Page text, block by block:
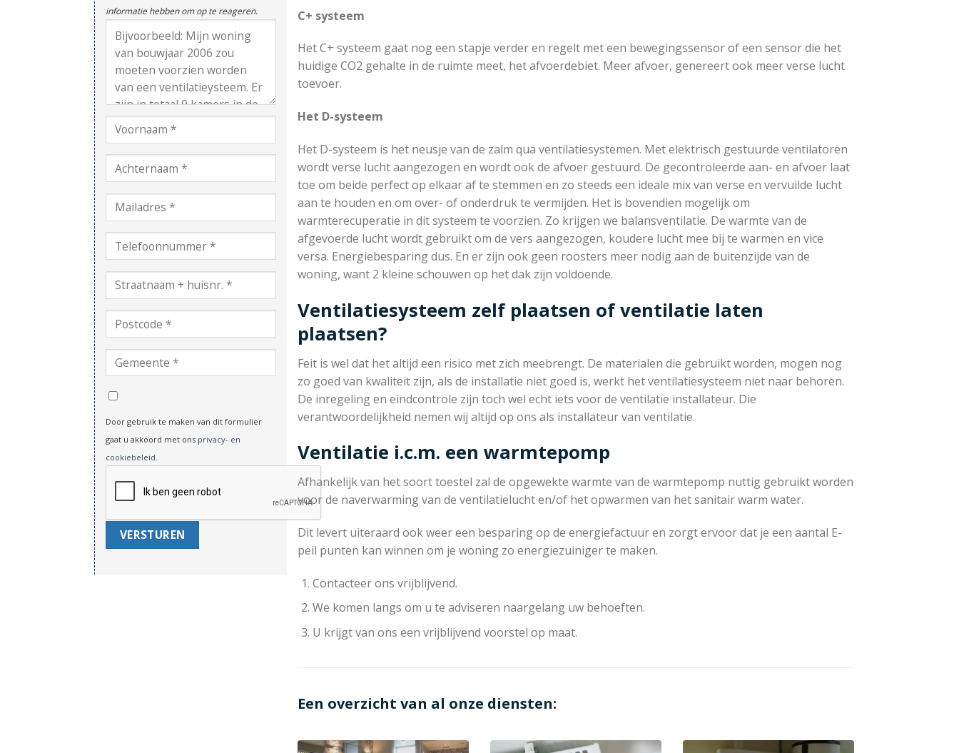
informatie hebben om op te reageren.
Door gebruik te maken van dit formulier
gaat u akkoord met ons privacy- en
cookiebeleid
C+ systeem
Het C+ systeem gaat nog een stapje verder en regelt met een bewegingssensor of een sensor die het
huidige CO2 gehalte in de ruimte meet, het afvoerdebiet. Meer afvoer, genereert ook meer verse lucht
toevoer.
Het D-systeem
Het D-systeem is het neusje van de zalm qua ventilatiesystemen. Met elektrisch gestuurde ventilatoren
wordt verse lucht aangezogen en wordt ook de afvoer gestuurd. De gecontroleerde aan- en afvoer laat
toe om beide perfect op elkaar af te stemmen en zo steeds een ideale mix van verse en vervuilde lucht
aan te houden en om over- of onderdruk te vermijden. Het is bovendien mogelijk om
warmterecuperatie in dit systeem te voorzien. Zo krijgen we balansventilatie. De warmte van de
afgevoerde lucht wordt gebruikt om de vers aangezogen, koudere lucht mee bij te warmen en vice
versa. Energiebesparing dus. En er zijn ook geen roosters meer nodig aan de buitenzijde van de
woning, want 2 kleine schouwen op het dak zijn voldoende.
Ventilatiesysteem zelf plaatsen of ventilatie laten
plaatsen?
Feit is wel dat het altijd een risico met zich meebrengt. De materialen die gebruikt worden, mogen nog
zo goed van kwaliteit zijn, als de installatie niet goed is, werkt het ventilatiesysteem niet naar behoren.
De inregeling en eindcontrole zijn toch wel echt iets voor de ventilatie installateur. Die
verantwoordelijkheid nemen wij altijd op ons als installateur van ventilatie.
Ventilatie i.c.m. een warmtepomp
Afhankelijk van het soort toestel zal de opgewekte warmte van de warmtepomp nuttig gebruikt worden
voor de naverwarming van de ventilatielucht en/of het opwarmen van het sanitair warm water.
Dit levert uiteraard ook weer een besparing op de energiefactuur en zorgt ervoor dat je een aantal E-
peil punten kan winnen om je woning zo energiezuiniger te maken.
Contacteer ons vrijblijvend.
We komen langs om u te adviseren naargelang uw behoeften.
U krijgt van ons een vrijblijvend voorstel op maat.
Een overzicht van al onze diensten: